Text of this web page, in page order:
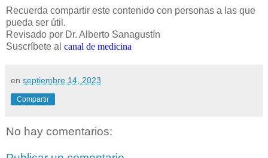
Recuerda compartir este contenido con personas a las que
pueda ser útil.
Revisado por Dr. Alberto Sanagustín
Suscríbete al canal de medicina
en septiembre 14, 2023
Compartir
No hay comentarios: